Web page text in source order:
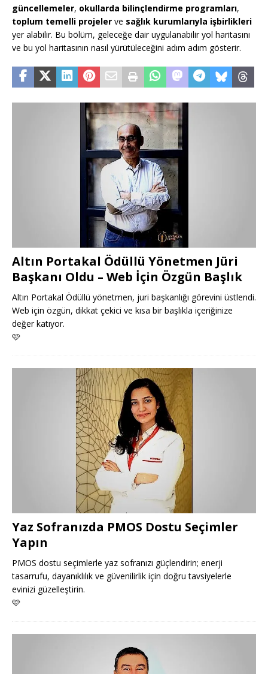
güncellemeler, okullarda bilinçlendirme programları,
toplum temelli projeler ve sağlık kurumlarıyla işbirlikleri
yer alabilir. Bu bölüm, geleceğe dair uygulanabilir yol haritasını
ve bu yol haritasının nasıl yürütüleceğini adım adım gösterir.
Altın Portakal Ödüllü Yönetmen Jüri
Başkanı Oldu – Web İçin Özgün Başlık
Altın Portakal Ödüllü yönetmen, juri başkanlığı görevini üstlendi.
Web için özgün, dikkat çekici ve kısa bir başlıkla içeriğinize
değer katıyor.
🩷
Yaz Sofranızda PMOS Dostu Seçimler
Yapın
PMOS dostu seçimlerle yaz sofranızı güçlendirin; enerji
tasarrufu, dayanıklılık ve güvenilirlik için doğru tavsiyelerle
evinizi güzelleştirin.
🩷